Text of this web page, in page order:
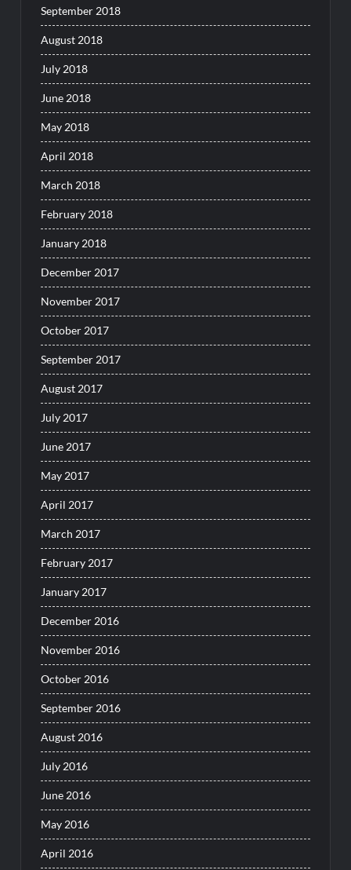
September 2018
August 2018
July 2018
June 2018
May 2018
April 2018
March 2018
February 2018
January 2018
December 2017
November 2017
October 2017
September 2017
August 2017
July 2017
June 2017
May 2017
April 2017
March 2017
February 2017
January 2017
December 2016
November 2016
October 2016
September 2016
August 2016
July 2016
June 2016
May 2016
April 2016